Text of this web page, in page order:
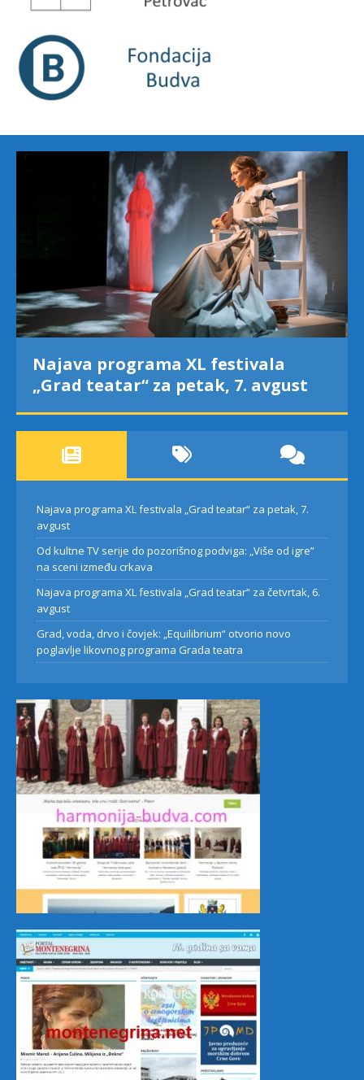
Najava programa XL festivala
„Grad teatar“ za petak, 7. avgust
Najava programa XL festivala „Grad teatar“ za petak, 7.
avgust
Od kultne TV serije do pozorišnog podviga: „Više od igre”
na sceni između crkava
Najava programa XL festivala „Grad teatar“ za četvrtak, 6.
avgust
Grad, voda, drvo i čovjek: „Equilibrium“ otvorio novo
poglavlje likovnog programa Grada teatra